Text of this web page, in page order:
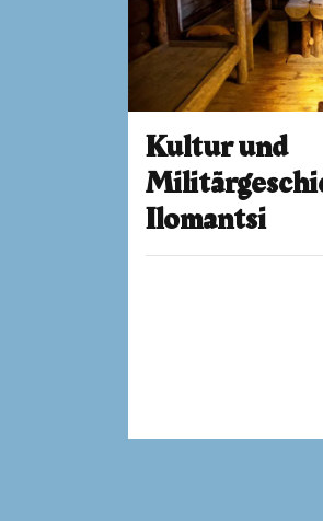
Kultur und
Ilomantsi